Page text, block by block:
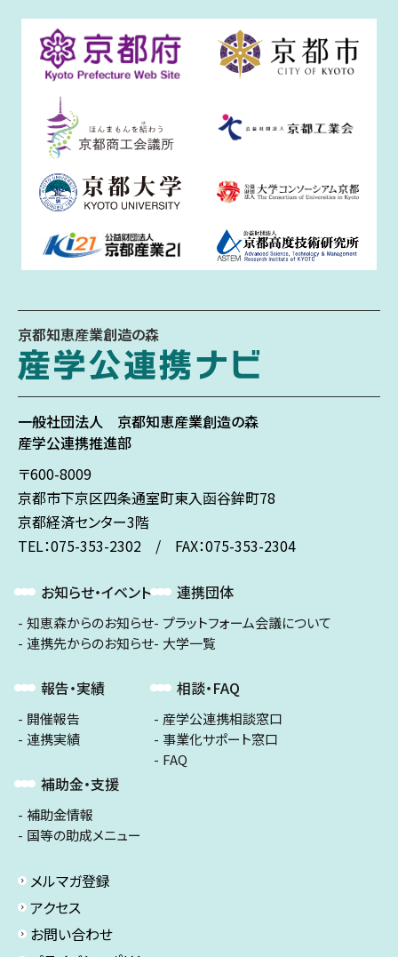
京都知恵産業創造の森
一般社団法人 京都知恵産業創造の森
産学公連携推進部
〒600-8009
京都市下京区四条通室町東入函谷鉾町78
京都経済センター3階
TEL：075-353-2302 / FAX：075-353-2304
お知らせ・イベント
知恵森からのお知らせ
連携先からのお知らせ
報告・実績
開催報告
連携実績
補助金・支援
補助金情報
国等の助成メニュー
連携団体
プラットフォーム会議について
大学一覧
相談・FAQ
産学公連携相談窓口
事業化サポート窓口
FAQ
メルマガ登録
アクセス
お問い合わせ